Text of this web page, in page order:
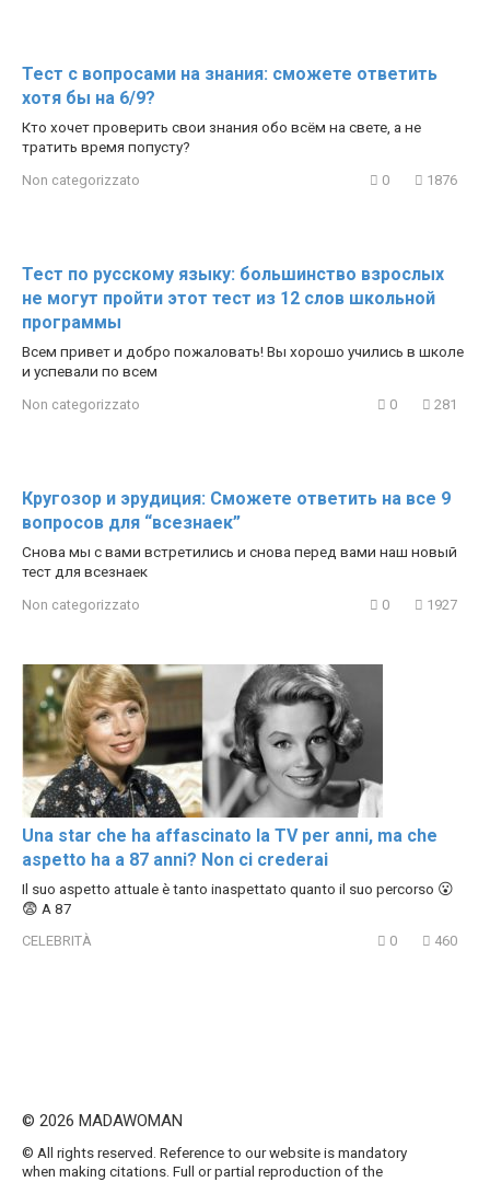
Тест с вопросами на знания: сможете ответить
хотя бы на 6/9?
Кто хочет проверить свои знания обо всём на свете, а не
тратить время попусту?
Non categorizzato 0 1876
Тест по русскому языку: большинство взрослых
не могут пройти этот тест из 12 слов школьной
программы
Всем привет и добро пожаловать! Вы хорошо учились в школе
и успевали по всем
Non categorizzato 0 281
Кругозор и эрудиция: Сможете ответить на все 9
вопросов для “всезнаек”
Снова мы с вами встретились и снова перед вами наш новый
тест для всезнаек
Non categorizzato 0 1927
Una star che ha affascinato la TV per anni, ma che
aspetto ha a 87 anni? Non ci crederai
Il suo aspetto attuale è tanto inaspettato quanto il suo percorso 😮
😨 A 87
CELEBRITÀ 0 460
© 2026 MADAWOMAN
© All rights reserved. Reference to our website is mandatory
when making citations. Full or partial reproduction of the